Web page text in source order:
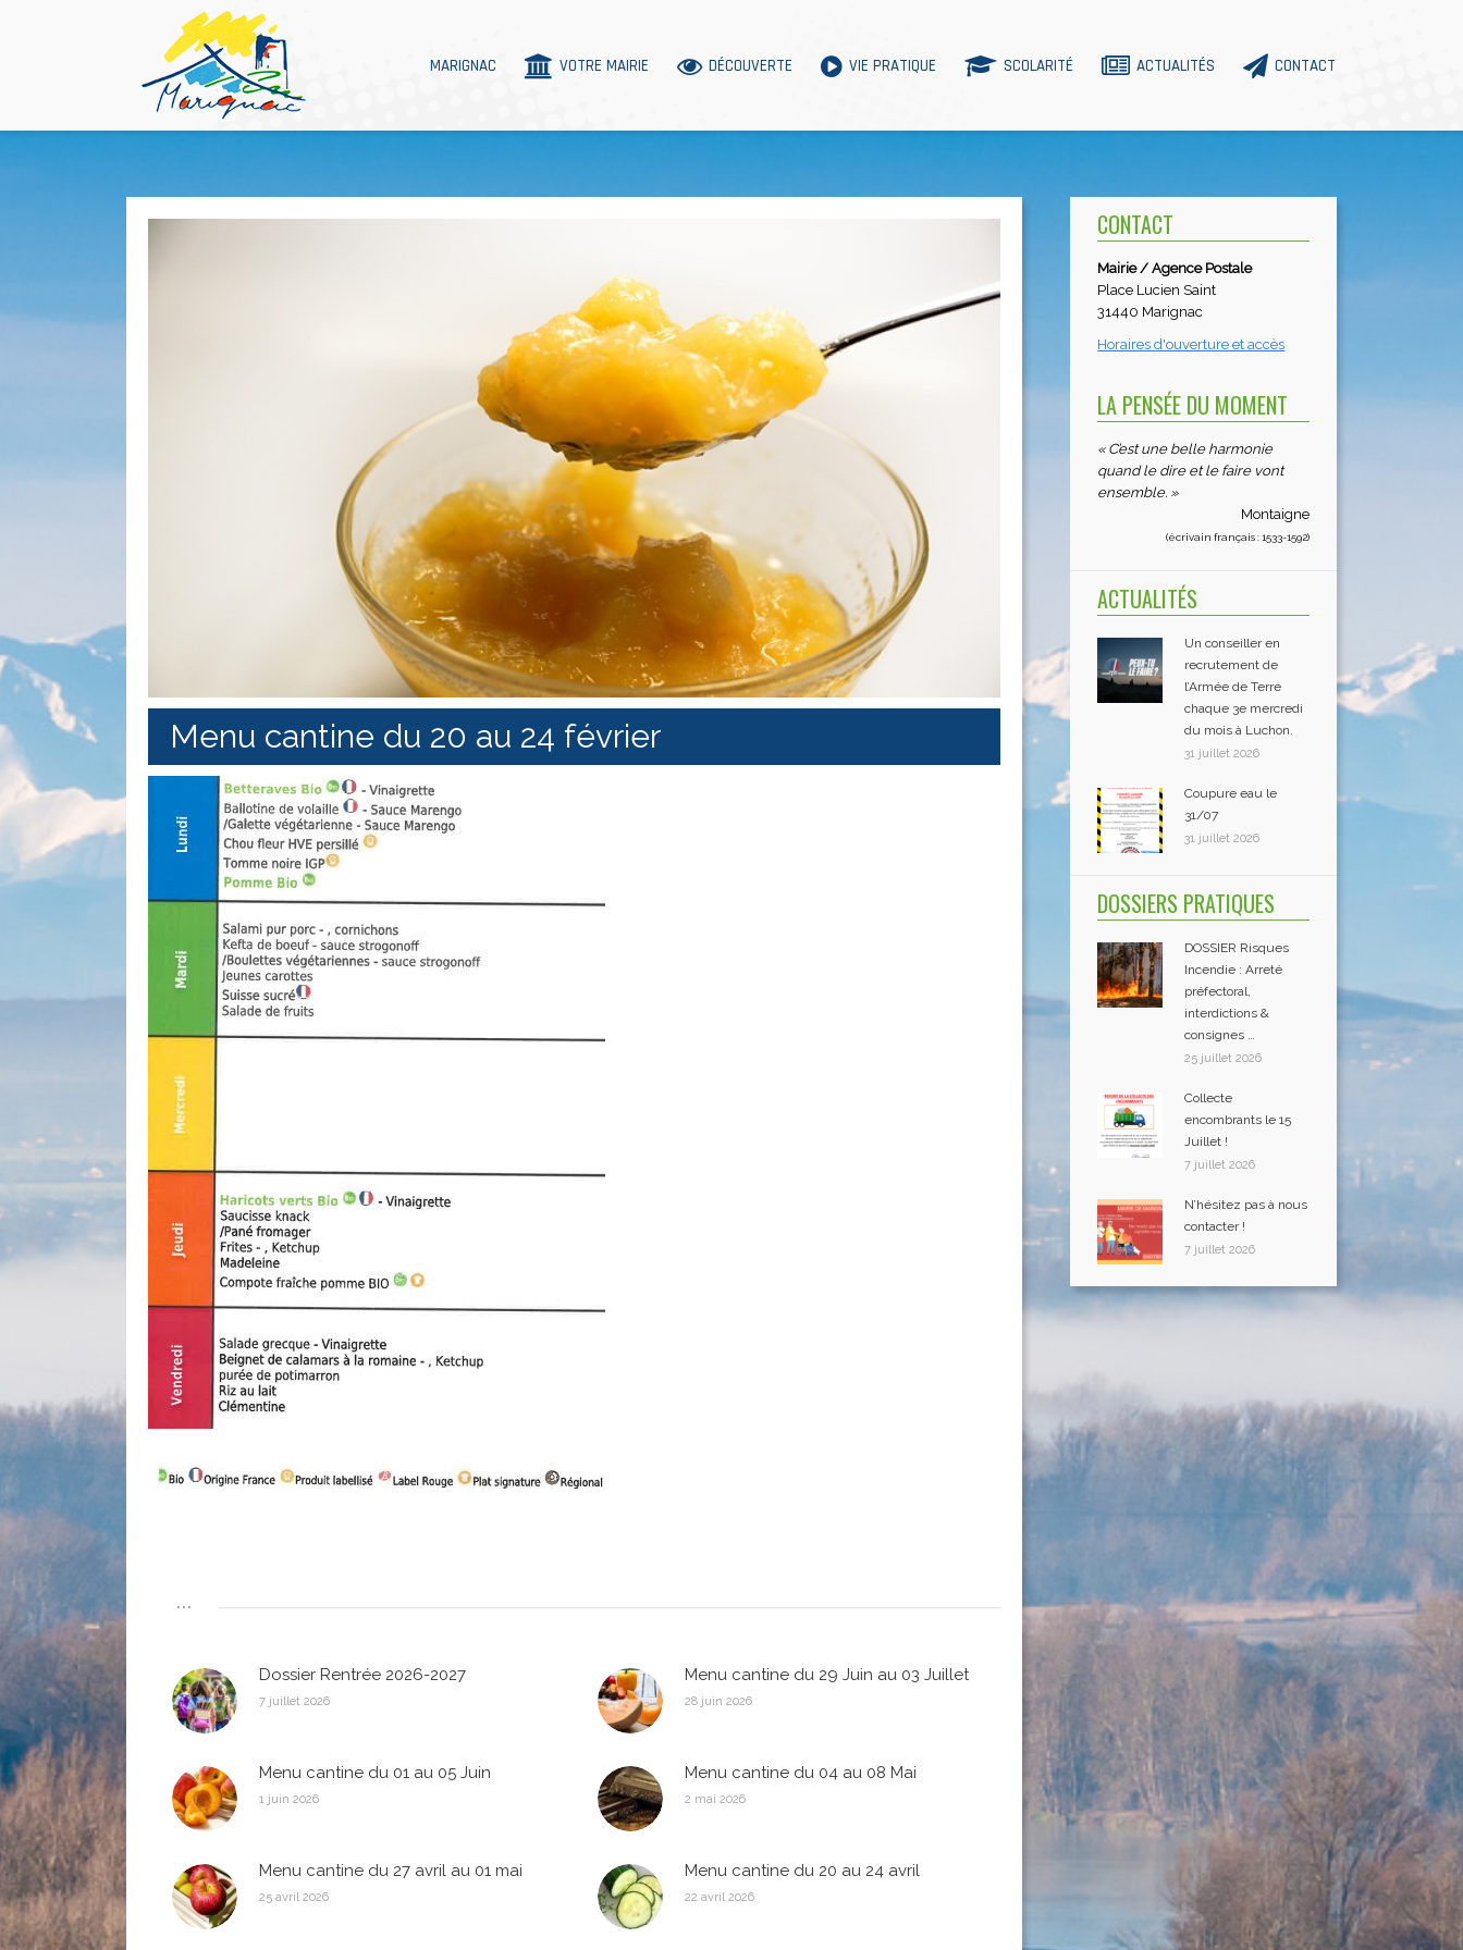
MARIGNAC VOTRE MAIRIE DÉCOUVERTE VIE PRATIQUE SCOLARITÉ ACTUALITÉS CONTACT
Menu cantine du 20 au 24 février
...
Dossier Rentrée 2026-2027
7 juillet 2026
Menu cantine du 29 Juin au 03 Juillet
28 juin 2026
Menu cantine du 01 au 05 Juin
1 juin 2026
Menu cantine du 04 au 08 Mai
2 mai 2026
Menu cantine du 27 avril au 01 mai
25 avril 2026
Menu cantine du 20 au 24 avril
22 avril 2026
CONTACT
Mairie / Agence Postale
Place Lucien Saint
31440 Marignac
Horaires d'ouverture et accès
LA PENSÉE DU MOMENT
« C’est une belle harmonie
quand le dire et le faire vont
ensemble. »
Montaigne
(écrivain français : 1533-1592)
ACTUALITÉS
Un conseiller en
recrutement de
l’Armée de Terre
chaque 3e mercredi
du mois à Luchon.
31 juillet 2026
Coupure eau le
31/07
31 juillet 2026
DOSSIERS PRATIQUES
DOSSIER Risques
Incendie : Arreté
préfectoral,
interdictions &
consignes …
25 juillet 2026
Collecte
encombrants le 15
Juillet !
7 juillet 2026
N’hésitez pas à nous
contacter !
7 juillet 2026